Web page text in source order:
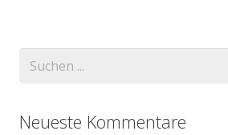
Neueste Kommentare